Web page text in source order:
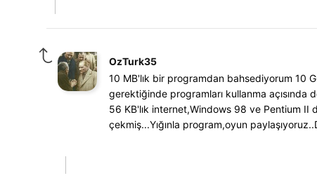
OzTurk35
10 MB'lık bir programdan bahsediyorum 10
gerektiğinde programları kullanma açısında
56 KB'lık internet,Windows 98 ve Pentium II
çekmiş...Yığınla program,oyun